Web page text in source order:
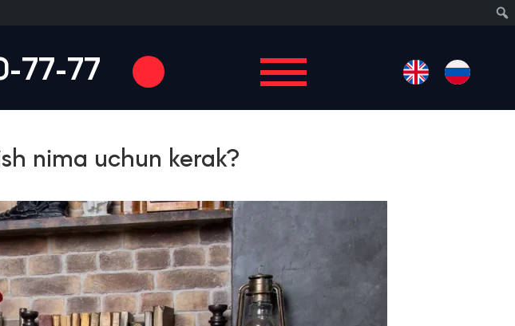
77-77
nima uchun kerak?